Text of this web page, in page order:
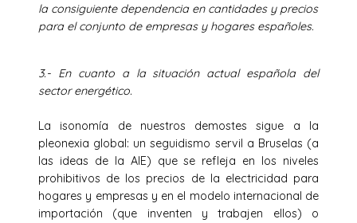
la consiguiente dependencia en cantidades y precios
para el conjunto de empresas y hogares españoles.
3.- En cuanto a la situación actual española del
sector energético.
La isonomía de nuestros demostes sigue a la
pleonexia global: un seguidismo servil a Bruselas (a
las ideas de la AIE) que se refleja en los niveles
prohibitivos de los precios de la electricidad para
hogares y empresas y en el modelo internacional de
importación (que inventen y trabajen ellos) o